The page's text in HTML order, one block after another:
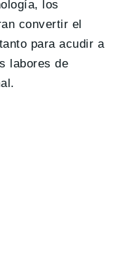
los
convertir el
para acudir a
labores de